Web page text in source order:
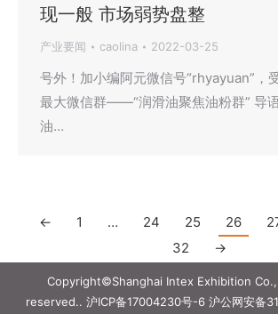
现一般 市场弱势盘整
产业要闻 caolina 2022-03-25
号外！加小编阿元微信号“rhyayuan”，
最大微信群——“润滑油聚焦油粉群” 导
油…
← 1 … 24 25 26
32
→
Copyright©Shanghai Intex Exhibition
reserved.. 沪ICP备17004230号-6沪公网安备